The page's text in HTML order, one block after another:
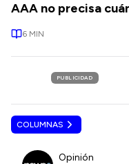
AAA no precisa
6 MIN
PUBLICIDAD
COLUMNAS
Opinión